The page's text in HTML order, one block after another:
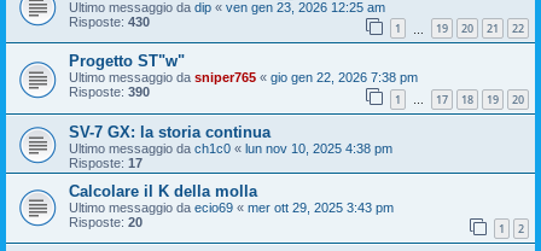
Ultimo messaggio da dip « ven gen 23, 2026 12:25 am
Risposte: 430 1 19 20 21 22
Progetto ST"w"
Ultimo messaggio da sniper765 « gio gen 22, 2026 7:38 pm
Risposte: 390 1 … 17 18 19 20
SV-7 GX: la storia continua
Ultimo messaggio da ch1c0 « lun nov 10, 2025 4:38 pm
Risposte: 17
Calcolare il K della molla
Ultimo messaggio da ecio69 « mer ott 29, 2025 3:43 pm
Risposte: 20 1 2